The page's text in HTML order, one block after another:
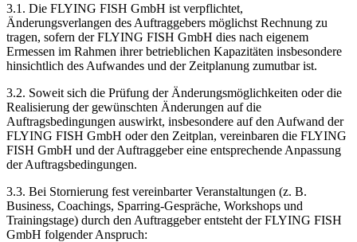
3.1. Die FLYING FISH GmbH ist verpflichtet,
Änderungsverlangen des Auftraggebers möglichst Rechnung zu
tragen, sofern der FLYING FISH GmbH dies nach eigenem
Ermessen im Rahmen ihrer betrieblichen Kapazitäten insbesondere
hinsichtlich des Aufwandes und der Zeitplanung zumutbar ist.
3.2. Soweit sich die Prüfung der Änderungsmöglichkeiten oder die
Realisierung der gewünschten Änderungen auf die
Auftragsbedingungen auswirkt, insbesondere auf den Aufwand der
FLYING FISH GmbH oder den Zeitplan, vereinbaren die FLYING
FISH GmbH und der Auftraggeber eine entsprechende Anpassung
der Auftragsbedingungen.
3.3. Bei Stornierung fest vereinbarter Veranstaltungen (z. B.
Business, Coachings, Sparring-Gespräche, Workshops und
Trainingstage) durch den Auftraggeber entsteht der FLYING FISH
GmbH folgender Anspruch: